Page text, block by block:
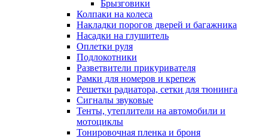
Брызговики
Колпаки на колеса
Накладки порогов дверей и багажника
Насадки на глушитель
Оплетки руля
Подлокотники
Разветвители прикуривателя
Рамки для номеров и крепеж
Решетки радиатора, сетки для тюнинга
Сигналы звуковые
Тенты, утеплители на автомобили и
мотоциклы
Тонировочная пленка и броня